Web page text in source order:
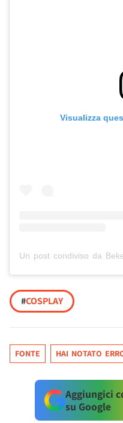
Visualizza
#COSPLAY
FONTE HAI NOTATO
Aggiungici
su Google